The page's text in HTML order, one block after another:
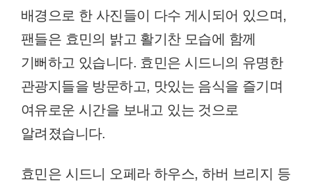
배경으로 한 사진들이 다수 게시되어 있으며,
팬들은 효민의 밝고 활기찬 모습에 함께
기뻐하고 있습니다. 효민은 시드니의 유명한
관광지들을 방문하고, 맛있는 음식을 즐기며
여유로운 시간을 보내고 있는 것으로
알려졌습니다.
효민은 시드니 오페라 하우스, 하버 브리지 등